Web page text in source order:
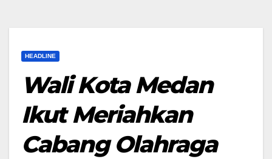
HEADLINE
Wali Kota Medan
Ikut Meriahkan
Cabang Olahraga